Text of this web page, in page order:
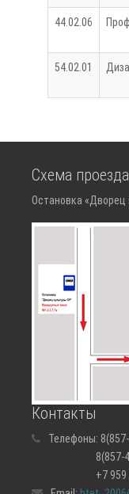
44.02.06
54.02.01
Схема проезда
Остановка «Дворец
Контакты
Телефоны:
8(857-43)
+7 959